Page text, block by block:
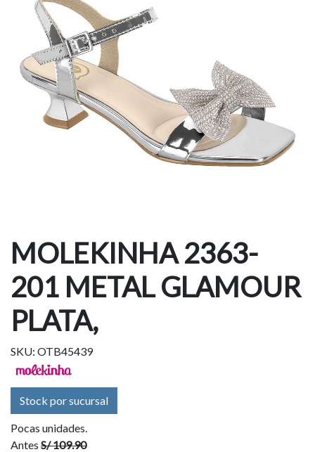
MOLEKINHA 2363-
201 METAL GLAMOUR
PLATA,
SKU: OTB45439
Stock por sucursal
Pocas unidades.
Antes S/ 109.90